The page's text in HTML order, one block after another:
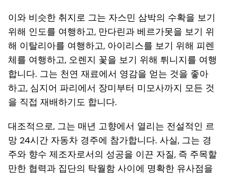
이와 비슷한 취지로 그는 자스민 삼박의 수확을 보기
위해 인도를 여행하고, 만다린과 베르가못을 보기 위
해 이탈리아를 여행하고, 아이리스를 보기 위해 피렌
체를 여행하고, 오렌지 꽃을 보기 위해 튀니지를 여행
합니다. 그는 천연 재료에서 영감을 얻는 것을 좋아
하고, 심지어 파리에서 장미부터 미모사까지 모든 것
을 직접 재배하기도 합니다.
대조적으로, 그는 매년 고향에서 열리는 전설적인 르
망 24시간 자동차 경주에 참가합니다. 사실, 그는 경
주와 향수 제조자로서의 성공을 이끈 자질, 즉 주목할
만한 협력과 집단의 탁월함 사이에 명확한 유사점을